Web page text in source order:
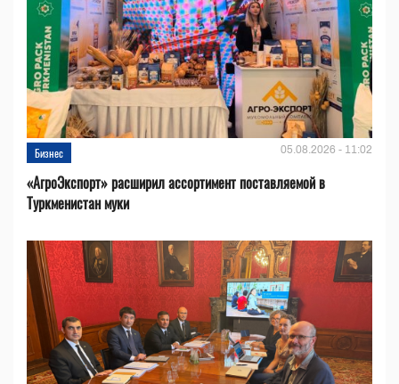
Бизнес 05.08.2026 - 11:02
«АгроЭкспорт» расширил ассортимент поставляемой в
Туркменистан муки